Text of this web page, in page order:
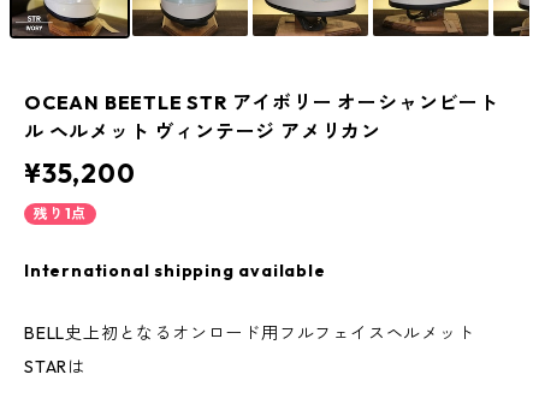
OCEAN BEETLE STR アイボリー オーシャンビート
ル ヘルメット ヴィンテージ アメリカン
¥35,200
残り1点
International shipping available
BELL史上初となるオンロード用フルフェイスヘルメット
STARは